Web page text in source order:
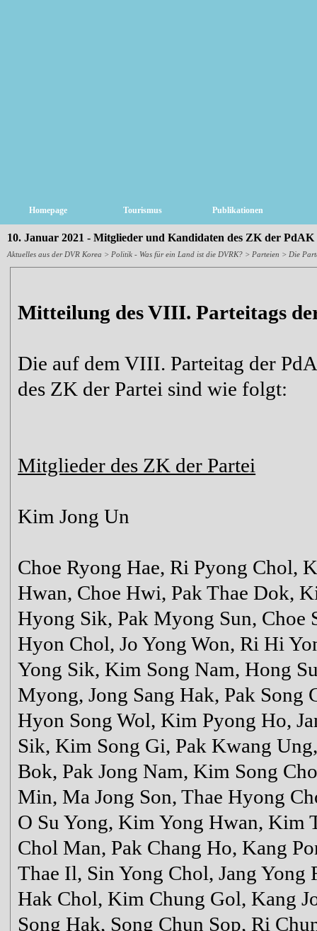
Homepage Tourismus Publikationen
10. Januar 2021 - Mitglieder und Kandidaten des ZK der PdAK
Aktuelles aus der DVR Korea > Politik - Was für ein Land ist die DVRK? > Parteien > Die
Mitteilung des VIII. Parteitags
Die auf dem VIII. Parteitag der
des ZK der Partei sind wie folgt:
Mitglieder des ZK der Partei
Kim Jong Un
Choe Ryong Hae, Ri Pyong Chol,
Hwan, Choe Hwi, Pak Thae Dok,
Hyong Sik, Pak Myong Sun, Choe
Hyon Chol, Jo Yong Won, Ri Hi
Yong Sik, Kim Song Nam, Hong
Myong, Jong Sang Hak, Pak
Hyon Song Wol, Kim Pyong Ho,
Sik, Kim Song Gi, Pak Kwang
Bok, Pak Jong Nam, Kim Song
Min, Ma Jong Son, Thae Hyong
O Su Yong, Kim Yong Hwan, Kim
Chol Man, Pak Chang Ho, Kang
Thae Il, Sin Yong Chol, Jang
Hak Chol, Kim Chung Gol, Kang
Song Hak, Song Chun Sop, Ri